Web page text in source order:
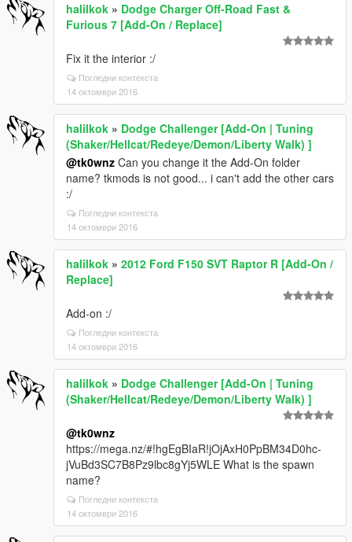
halilkok » Dodge Charger Off-Road Fast &
Furious 7 [Add-On / Replace]
Fix it the interior :/
Погледни контекста
14 октомври 2016
halilkok » Dodge Challenger [Add-On | Tuning
(Shaker/Hellcat/Redeye/Demon/Liberty Walk) ]
@tk0wnz Can you change it the Add-On folder
name? tkmods is not good... i can't add the other cars
:/
Погледни контекста
14 октомври 2016
halilkok » 2012 Ford F150 SVT Raptor R [Add-On /
Replace]
Add-on :/
Погледни контекста
14 октомври 2016
halilkok » Dodge Challenger [Add-On | Tuning
(Shaker/Hellcat/Redeye/Demon/Liberty Walk) ]
@tk0wnz
https://mega.nz/#!hgEgBIaR!jOjAxH0PpBM34D0hc-
jVuBd3SC7B8Pz9lbc8gYj5WLE What is the spawn
name?
Погледни контекста
14 октомври 2016